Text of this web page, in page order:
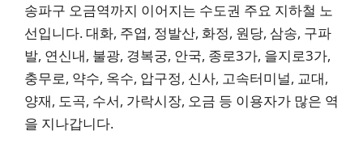
송파구 오금역까지 이어지는 수도권 주요 지하철 노
선입니다. 대화, 주엽, 정발산, 화정, 원당, 삼송, 구파
발, 연신내, 불광, 경복궁, 안국, 종로3가, 을지로3가,
충무로, 약수, 옥수, 압구정, 신사, 고속터미널, 교대,
양재, 도곡, 수서, 가락시장, 오금 등 이용자가 많은 역
을 지나갑니다.